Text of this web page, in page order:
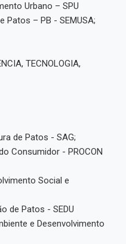
Urbano – SPU
Patos – PB - SEMUSA;
TECNOLOGIA,
de Patos - SAG;
Consumidor - PROCON
Social e
de Patos - SEDU
e Desenvolvimento